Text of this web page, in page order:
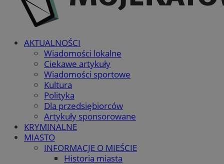
AKTUALNOŚCI
Wiadomości lokalne
Ciekawe artykuły
Wiadomości sportowe
Kultura
Polityka
Dla przedsiębiorców
Artykuły sponsorowane
KRYMINALNE
MIASTO
INFORMACJE O MIEŚCIE
Historia miasta